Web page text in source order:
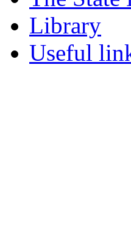
Library
Useful